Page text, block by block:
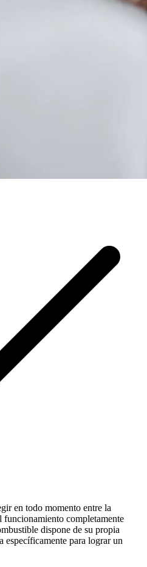
en todo momento entre la
funcionamiento completamente
dispone de su propia
específicamente para lograr un